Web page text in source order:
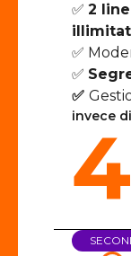
✅ 2
✅
✅
✅
invece di